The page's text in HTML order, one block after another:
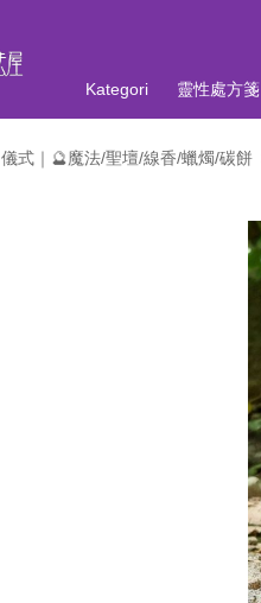
Kategori 靈性處方箋
儀式｜🔮魔法/聖壇/線香/蠟燭/碳餅